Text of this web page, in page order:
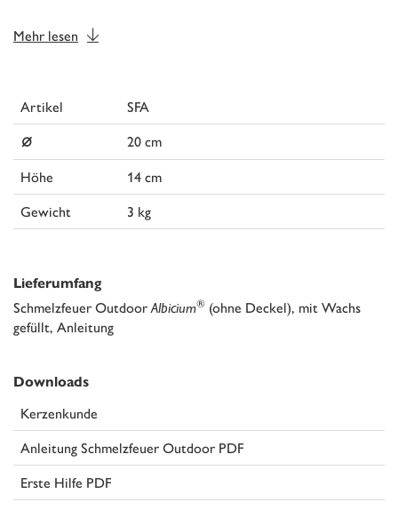
Mehr lesen
Artikel SFA
⌀
20 cm
Höhe
14 cm
Gewicht
3 kg
Lieferumfang
Schmelzfeuer OutdoorAlbicium® (ohne Deckel), mit Wachs
gefüllt, Anleitung
Downloads
Kerzenkunde
Anleitung Schmelzfeuer Outdoor PDF
Erste Hilfe PDF